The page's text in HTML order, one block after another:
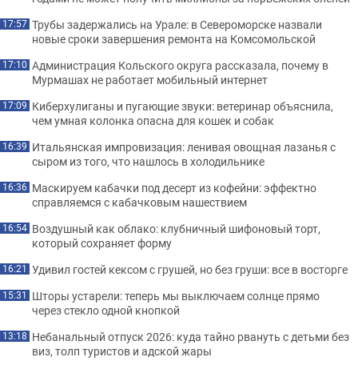
17:57 Трубы задержались на Урале: в Североморске назвали
новые сроки завершения ремонта на Комсомольской
17:10 Администрация Кольского округа рассказала, почему в
Мурмашах не работает мобильный интернет
17:09 Киберхулиганы и пугающие звуки: ветеринар объяснила,
чем умная колонка опасна для кошек и собак
16:39 Итальянская импровизация: ленивая овощная лазанья с
сыром из того, что нашлось в холодильнике
16:36 Маскируем кабачки под десерт из кофейни: эффектно
справляемся с кабачковым нашествием
16:54 Воздушный как облако: клубничный шифоновый торт,
который сохраняет форму
16:21 Удивил гостей кексом с грушей, но без груши: все в восторге
15:31 Шторы устарели: теперь мы выключаем солнце прямо
через стекло одной кнопкой
13:18 Небанальный отпуск 2026: куда тайно рвануть с детьми без
виз, толп туристов и адской жары